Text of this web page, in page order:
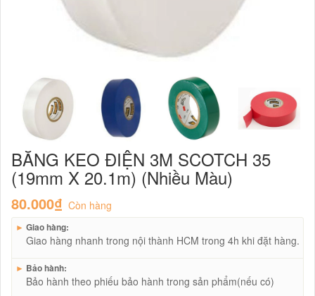
BĂNG KEO ĐIỆN 3M SCOTCH 35
(19mm X 20.1m) (Nhiều Màu)
80.000₫ Còn hàng
► Giao hàng:
Giao hàng nhanh trong nội thành HCM trong 4h khi đặt hàng.
► Bảo hành:
Bảo hành theo phiếu bảo hành trong sản phẩm(nếu có)